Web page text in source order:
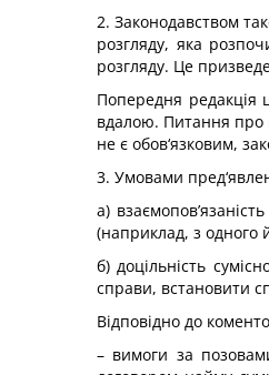
2. Законодавством
розгляду, яка
розгляду. Це
Попередня редакція
вдалою. Питання про
не є обов‘язковим,
3. Умовами
а)
(наприклад, з одного
б) доцільність
справи, встановити
Відповідно до
– вимоги за